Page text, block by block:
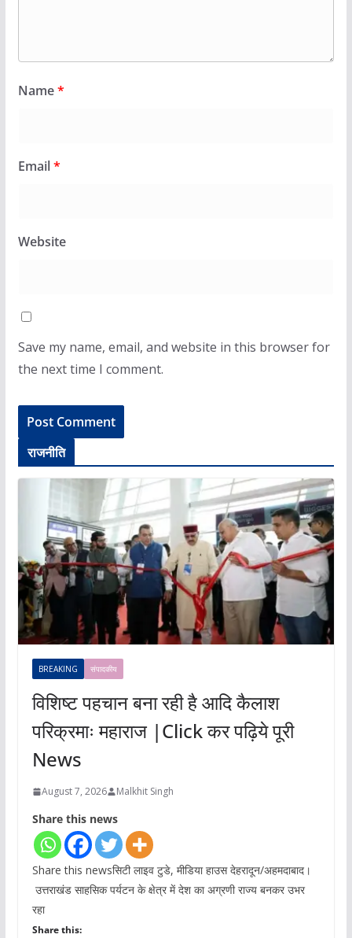
Name*
Email*
Website
Save my name, email, and website in this browser for
the next time I comment.
राजनीति
BREAKING संपादकीय
विशिष्ट पहचान बना रही है आदि कैलाश
परिक्रमाः महाराज |Click कर पढ़िये पूरी
News
August 7, 2026 Malkhit Singh
Share this news
Share this newsसिटी लाइव टुडे, मीडिया हाउस देहरादून/अहमदाबाद।
उत्तराखंड साहसिक पर्यटन के क्षेत्र में देश का अग्रणी राज्य बनकर उभर
रहा
Share this: